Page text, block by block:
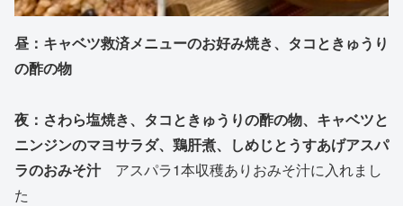
昼：キャベツ救済メニューのお好み焼き、タコときゅうり
の酢の物
夜：さわら塩焼き、タコときゅうりの酢の物、キャベツと
ニンジンのマヨサラダ、鶏肝煮、しめじとうすあげアスパ
ラのおみそ汁アスパラ1本収穫ありおみそ汁に入れまし
た